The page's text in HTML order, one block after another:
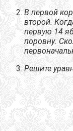
В первой
второй.
первую 14
поровну.
Решите